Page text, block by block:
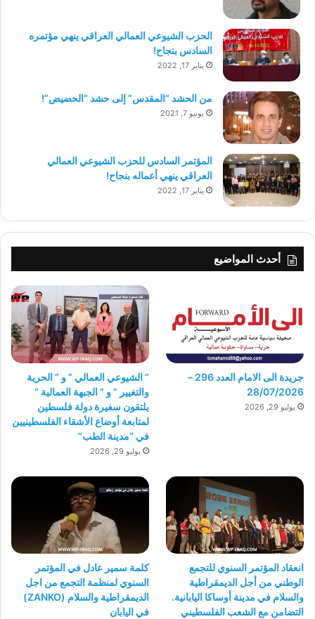
الحزب الشيوعي العمالي العراقي ينهي مؤتمره
السادس بنجاح!
يناير 17, 2022
من الحشد “المقدس” إلى حشد “الحضيض”!
يونيو 7, 2021
المؤتمر السادس للحزب الشيوعي العمالي
العراقي ينهي أعماله بنجاح!
يناير 17, 2022
أحدث المواضيع
جريدة الى الامام العدد 296 –
28/07/2026
يوليو 29, 2026
” الشيوعي العمالي ” و ” الحرية
والتغيير ” و ” الجبهة العمالية ”
يلتقون سفيرة دولة فلسطين
لمتابعة أوضاع الأشقاء الفلسطينيين
في “مدينة الطب”
يوليو 29, 2026
انعقاد المؤتمر السنوي للتجمع
الوطني من أجل الديمقراطية
والسلام في مدينة أوساكا اليابانية.
التضامن مع الشعب الفلسطيني
كلمة سمير عادل في المؤتمر
السنوي لمنظمة التجمع من اجل
الديمقراطية والسلام (ZANKO)
في اليابان